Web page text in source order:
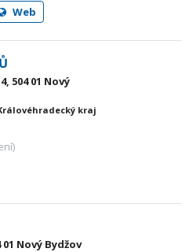
Web
504 01 Nový
kraj
01 Nový Bydžov